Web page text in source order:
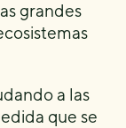
grandes
a las
que se